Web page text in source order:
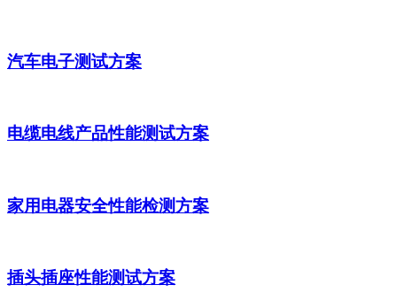
汽车电子测试方案
电缆电线产品性能测试方案
家用电器安全性能检测方案
插头插座性能测试方案